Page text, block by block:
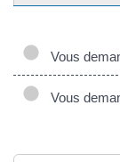
Vous
Vous